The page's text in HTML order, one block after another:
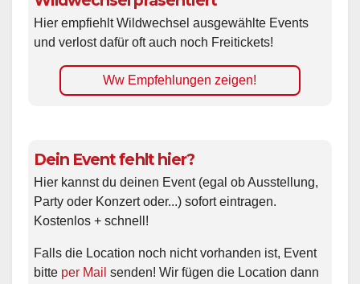
Hier empfiehlt Wildwechsel ausgewählte Events
und verlost dafür oft auch noch Freitickets!
Ww Empfehlungen zeigen!
Dein Event fehlt hier?
Hier kannst du deinen Event (egal ob Ausstellung,
Party oder Konzert oder...) sofort eintragen.
Kostenlos + schnell!
Falls die Location noch nicht vorhanden ist, Event
bitte per Mail senden! Wir fügen die Location dann